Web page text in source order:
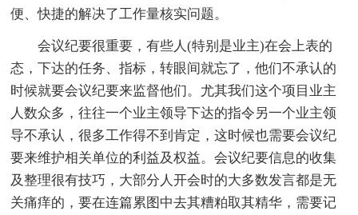
便、快捷的解决了工作量核实问题。
会议纪要很重要，有些人(特别是业主)在会上表的
态，下达的任务、指标，转眼间就忘了，他们不承认的
时候就要会议纪要来监督他们。尤其我们这个项目业主
人数众多，往往一个业主领导下达的指令另一个业主领
导不承认，很多工作得不到肯定，这时候也需要会议纪
要来维护相关单位的利益及权益。会议纪要信息的收集
及整理很有技巧，大部分人开会时的大多数发言都是无
关痛痒的，要在连篇累图中去其糟粕取其精华，需要记